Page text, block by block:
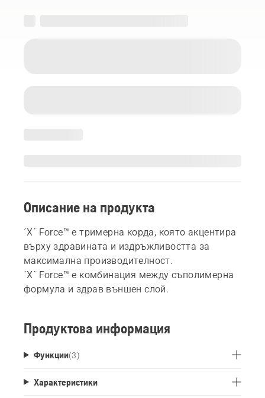
Описание на продукта
´X´ Force™ е тримерна корда, която акцентира
върху здравината и издръжливостта за
максимална производителност.
´X´ Force™ е комбинация между съполимерна
формула и здрав външен слой.
Продуктова информация
Функции(3)
Характеристики